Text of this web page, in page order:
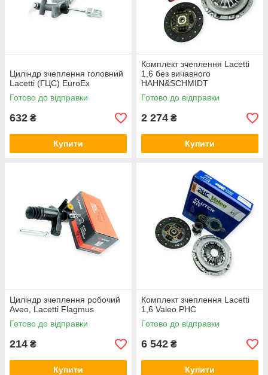
Циліндр зчеплення головний
Lacetti (ГЦС) EuroEx
Готово до відправки
632 ₴
Купити
Комплект зчеплення Lacetti
1,6 без вичавного
HAHN&SCHMIDT
Готово до відправки
2 274 ₴
Купити
Циліндр зчеплення робочий
Aveo, Lacetti Flagmus
Готово до відправки
214 ₴
Купити
Комплект зчеплення Lacetti
1,6 Valeo PHC
Готово до відправки
6 542 ₴
Купити